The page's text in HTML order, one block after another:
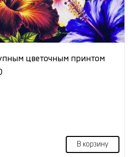
цветочным принтом
В корзину